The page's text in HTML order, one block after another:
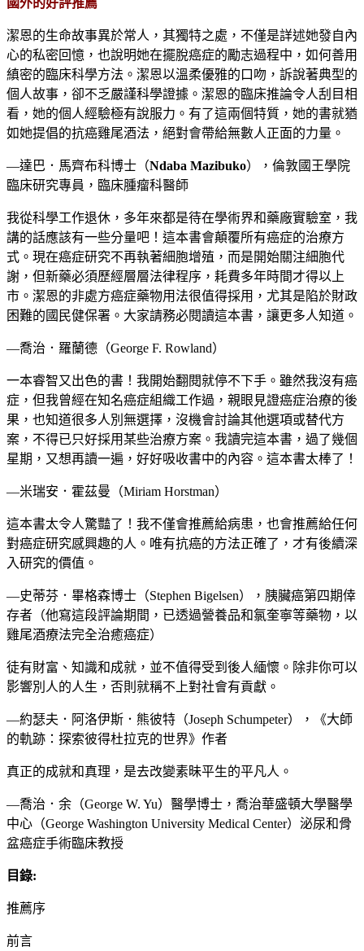
潔恩的生命故事異於常人，其獨特之處，不僅是詳述她發自內
心的私密回憶，也說明她在擺脫癌症的勵志過程中，如何善用
縝密的臨床科學方法。潔恩以溫柔優雅的口吻，訴說著典型的
個人故事，卻不乏嚴謹科學證據。潔恩的臨床推論令人刮目相
看，她的個人經驗極有說服力。有了這兩個特質，她的書就猶
如她提倡的抗癌雞尾酒法，絕對會帶給無數人正面的力量。
—達巴．馬齊布科博士（Ndaba Mazibuko），倫敦國王學院
臨床研究專員，臨床腫瘤科醫師
我從科學工作退休，多年來都是待在學術界和藥廠實驗室，我
講的話應該有一些分量吧！這本書會顛覆所有癌症的治療方
式。現在癌症研究不再執著細胞增殖，而是開始關注細胞代
謝，但新藥必須歷經層層法律程序，耗費多年時間才得以上
市。潔恩的非處方癌症藥物用法很值得採用，尤其是陷於財政
困難的國民健保署。大家請務必閱讀這本書，讓更多人知道。
—喬治．羅蘭德（George F. Rowland）
一本睿智又出色的書！我開始翻閱就停不下手。雖然我沒有癌
症，但我曾經在知名癌症組織工作過，親眼見證癌症治療的後
果，也知道很多人別無選擇，沒機會討論其他選項或替代方
案，不得已只好採用某些治療方案。我讀完這本書，過了幾個
星期，又想再讀一遍，好好吸收書中的內容。這本書太棒了！
—米瑞安．霍茲曼（Miriam Horstman）
這本書太令人驚豔了！我不僅會推薦給病患，也會推薦給任何
對癌症研究感興趣的人。唯有抗癌的方法正確了，才有後續深
入研究的價值。
—史蒂芬．畢格森博士（Stephen Bigelsen），胰臟癌第四期倖
存者（他寫這段評論期間，已透過營養品和氯奎寧等藥物，以
雞尾酒療法完全治癒癌症）
徒有財富、知識和成就，並不值得受到後人緬懷。除非你可以
影響別人的人生，否則就稱不上對社會有貢獻。
—約瑟夫．阿洛伊斯．熊彼特（Joseph Schumpeter），《大師
的軌跡：探索彼得杜拉克的世界》作者
真正的成就和真理，是去改變素昧平生的平凡人。
—喬治．余（George W. Yu）醫學博士，喬治華盛頓大學醫學
中心（George Washington University Medical Center）泌尿和骨
盆癌症手術臨床教授
目錄:
推薦序
前言